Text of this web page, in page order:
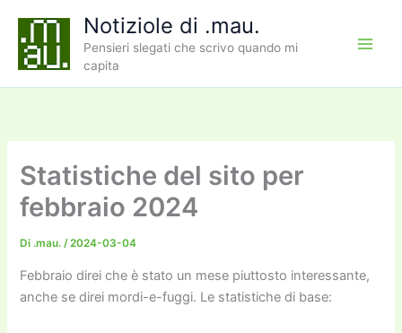
contenuto
Notiziole di .mau.
Pensieri slegati che scrivo quando mi
capita
Statistiche del sito per
febbraio 2024
Di .mau./2024-03-04
Febbraio direi che è stato un mese piuttosto interessante,
anche se direi mordi-e-fuggi. Le statistiche di base: